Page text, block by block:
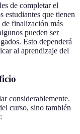
de completar el
estudiantes que tienen
de finalización más
pueden ser
Esto dependerá
al aprendizaje del
considerablemente.
curso, sino también